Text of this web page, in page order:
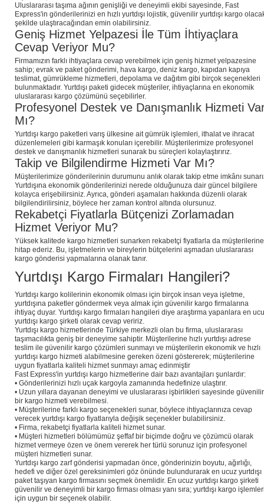
Uluslararası taşıma ağının genişliği ve deneyimli ekibi sayesinde, Fast
Express'in gönderilerinizi en hızlı yurtdışı lojistik, güvenilir yurtdışı kargo
şekilde ulaştıracağından emin olabilirsiniz.
Geniş Hizmet Yelpazesi İle Tüm İhtiyaçlara
Cevap Veriyor Mu?
Firmamızın farklı ihtiyaçlara cevap verebilmek için geniş hizmet yelpazesine
sahip; evrak ve paket gönderimi, hava kargo, deniz kargo, kapıdan kapıya
teslimat, gümrükleme hizmetleri, depolama ve dağıtım gibi birçok seçenekleri
bulunmaktadır. Yurtdışı paketi gidecek müşteriler, ihtiyaçlarına en ekonomik
uluslararası kargo çözümünü seçebilirler.
Profesyonel Destek ve Danışmanlık Hizmeti
Mı?
Yurtdışı kargo paketleri varış ülkesine ait gümrük işlemleri, ithalat ve ihracat
düzenlemeleri gibi karmaşık konuları içerebilir. Müşterilerimize profesyonel
destek ve danışmanlık hizmetleri sunarak bu süreçleri kolaylaştırırız.
Takip ve Bilgilendirme Hizmeti Var Mı?
Müşterilerimize gönderilerinin durumunu anlık olarak takip etme imkânı
Yurtdışına ekonomik gönderilerinizi nerede olduğunuza dair güncel bilgilere
kolayca erişebilirsiniz. Ayrıca, gönderi aşamaları hakkında düzenli olarak
bilgilendirilirsiniz, böylece her zaman kontrol altında olursunuz.
Rekabetçi Fiyatlarla Bütçenizi Zorlamadan
Hizmet Veriyor Mu?
Yüksek kalitede kargo hizmetleri sunarken rekabetçi fiyatlarla da müşterilerine
hitap ederiz. Bu, işletmelerin ve bireylerin bütçelerini aşmadan uluslararası
kargo gönderisi yapmalarına olanak tanır.
Yurtdışı Kargo Firmaları Hangileri?
Yurtdışı kargo kolilerinin ekonomik olması için birçok insan veya işletme,
yurtdışına paketler göndermek veya almak için güvenilir kargo firmalarına
ihtiyaç duyar. Yurtdışı kargo firmaları hangileri diye araştırma yapanlara en
yurtdışı kargo şirketi olarak cevap veririz.
Yurtdışı kargo hizmetlerinde Türkiye merkezli olan bu firma, uluslararası
taşımacılıkta geniş bir deneyime sahiptir. Müşterilerine hızlı yurtdışı adrese
teslim ile güvenilir kargo çözümleri sunmayı ve müşterilerin ekonomik ve hızlı
yurtdışı kargo hizmeti alabilmesine gereken özeni göstererek; müşterilerine
uygun fiyatlarla kaliteli hizmet sunmayı amaç edinmiştir
Fast Express'in yurtdışı kargo hizmetlerine dair bazı avantajları şunlardır:
• Gönderilerinizi hızlı uçak kargoyla zamanında hedefinize ulaştırır.
• Uzun yıllara dayanan deneyimi ve uluslararası işbirlikleri sayesinde güvenilir
bir kargo hizmeti verebilmesi.
• Müşterilerine farklı kargo seçenekleri sunar, böylece ihtiyaçlarınıza cevap
verecek yurtdışı kargo fiyatlarıyla değişik seçenekler bulabilirsiniz.
• Firma, rekabetçi fiyatlarla kaliteli hizmet sunar.
• Müşteri hizmetleri bölümümüz şeffaf bir biçimde doğru ve çözümcü olarak
hizmet vermeye özen ve önem vererek her türlü sorunuz için profesyonel
müşteri hizmetleri sunar.
Yurtdışı kargo zarf gönderisi yapmadan önce, gönderinizin boyutu, ağırlığı,
hedefi ve diğer özel gereksinimleri göz önünde bulundurarak en ucuz yurtdışı
paket taşıyan kargo firmasını seçmek önemlidir. En ucuz yurtdışı kargo şirketi
güvenilir ve deneyimli bir kargo firması olması yanı sıra; yurtdışı kargo
için uygun bir seçenek olabilir.